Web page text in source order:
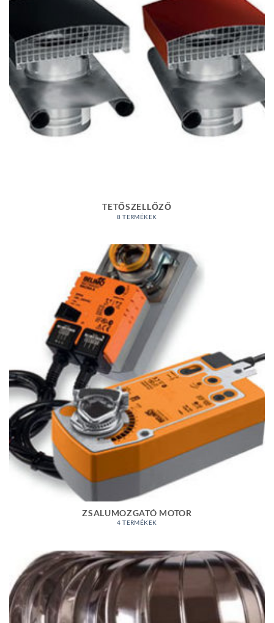
TETŐSZELLŐZŐ
8 TERMÉKEK
ZSALUMOZGATÓ MOTOR
4 TERMÉKEK